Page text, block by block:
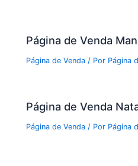
Página de Venda
Página de Venda / Por Página
Página de Venda
Página de Venda / Por Página